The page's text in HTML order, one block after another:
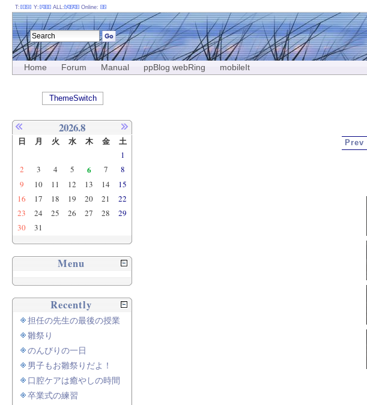
Home Forum Manual ppBlog webRing mobileIt
Prev
T: Y: ALL: Online:
ThemeSwitch
2026.8
日 月 火 水 木 金 土
1
2
3 4 5 6 7
8
9
10 11 12 13 14
15
16
17 18 19 20 21
22
23
24 25 26 27 28
29
30
31
Menu
Recently
担任の先生の最後の授業
雛祭り
のんびりの一日
男子もお雛祭りだよ！
口腔ケアは癒やしの時間
卒業式の練習